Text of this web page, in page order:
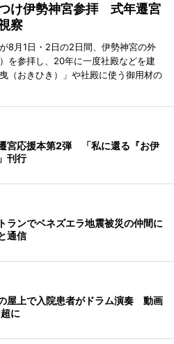
け伊勢神宮参拝 式年遷宮
察
8月1日・2日の2日間、伊勢神宮の外
を参拝し、20年に一度社殿などを建
（おきひき）」や社殿に使う御用材の
宮応援本第2弾 「私に還る『お伊
刊行
ランでベネズエラ地震被災の仲間に
通信
屋上で入院患者がドラム演奏 動画
に